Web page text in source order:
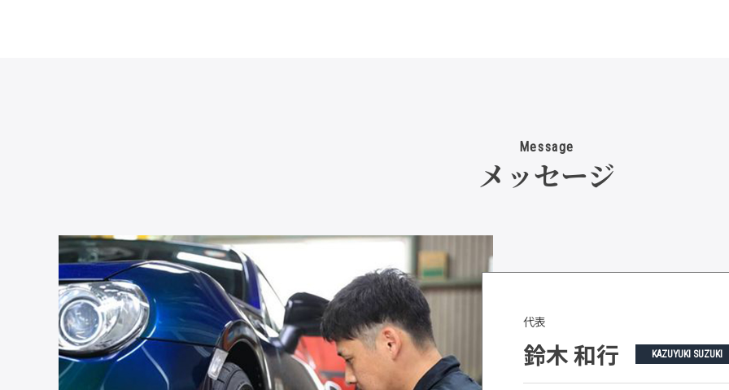
Message
メッセージ
代表
鈴木 和行 KAZUYUKI SUZUKI